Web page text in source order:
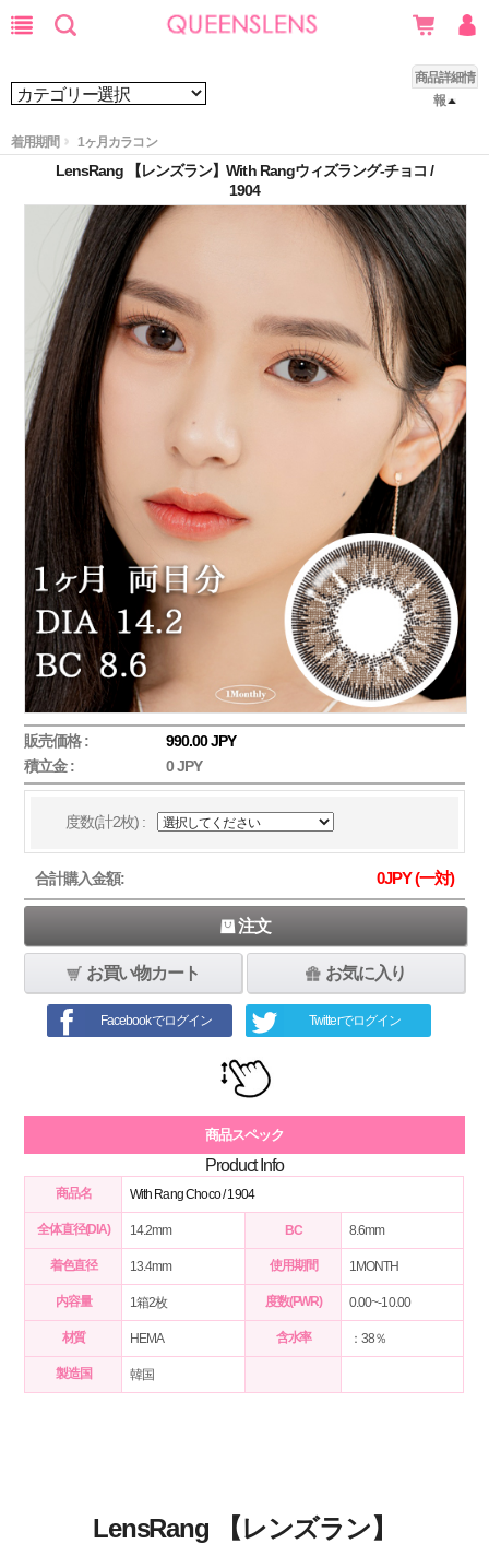
着用期間 1ヶ月カラコン
商品詳細情
報
LensRang 【レンズラン】With Rangウィズラング-チョコ /
1904
販売価格 :
990.00 JPY
積立金 :
0 JPY
度数(計2枚) :
合計購入金額: 0JPY (一対)
注文
お買い物カート お気に入り
Facebookでログイン Twitterでログイン
商品スペック
Product Info
商品名 With Rang Choco / 1904
全体直径(DIA) 14.2mm BC 8.6mm
着色直径 13.4mm 使用期間 1MONTH
内容量 1箱2枚 度数(PWR) 0.00~-10.00
材質 HEMA 含水率 ：38％
製造国 韓国
LensRang 【レンズラン】